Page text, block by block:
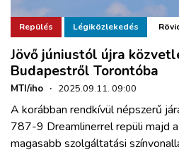
Repülés Légiközlekedés
Jövő júniustól újra
Budapestről Torontóba
MTI/iho · 2025.09.11. 09:00
A korábban rendkívül népszerű
787-9 Dreamlinerrel repüli majd
magasabb szolgáltatási